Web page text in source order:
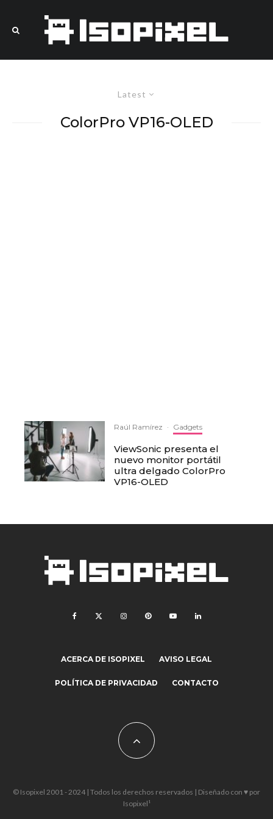
Latest
ColorPro VP16-OLED
Raúl Ramírez · Gadgets
ViewSonic presenta el
nuevo monitor portátil
ultra delgado ColorPro
VP16-OLED
ACERCA DE ISOPIXEL AVISO LEGAL
POLÍTICA DE PRIVACIDAD CONTACTO
© Isopixel 2001 - 2024 | Todos los derechos reservados | Diseñado con ♥ por
Isopixel¹